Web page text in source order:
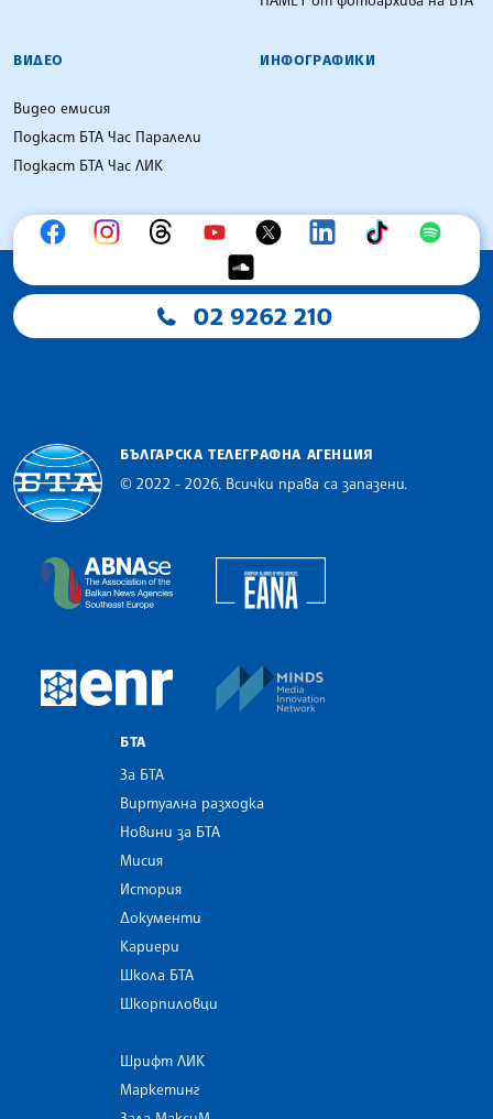
ВИДЕО
Видео емисия
Подкаст БТА Час Паралели
Подкаст БТА Час ЛИК
ИНФОГРАФИКИ
02 9262 210
БЪЛГАРСКА ТЕЛЕГРАФНА АГЕНЦИЯ
© 2022 - 2026, Всички права са запазени.
The Assocoation of the Balkan News Agencies
European Newsroom
БТА
За БТА
Виртуална разходка
Новини за БТА
Мисия
История
Документи
Кариери
Школа БТА
Шкорпиловци
Шрифт ЛИК
Маркетинг